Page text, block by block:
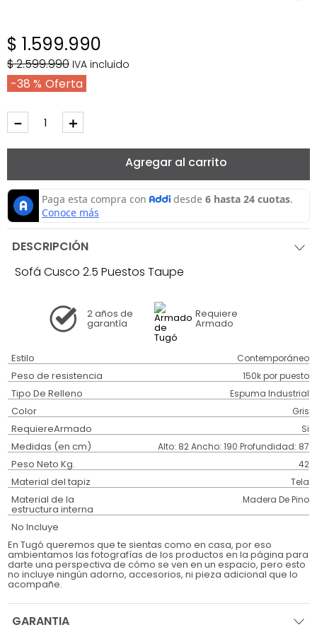
$ 1.599.990
$2.599.990 IVA incluido
38 %
＋
－
Agregar al carrito
DESCRIPCIÓN
Sofá Cusco 2.5 Puestos Taupe
2 años de
garantía
Requiere
Armado
Estilo Contemporáneo
Peso de resistencia 150k por puesto
Tipo De Relleno Espuma Industrial
Color Gris
RequiereArmado Si
Medidas (en cm) Alto: 82 Ancho: 190 Profundidad: 87
Peso Neto Kg. 42
Material del tapiz Tela
Material de la
estructura interna
Madera De Pino
No Incluye
En Tugó queremos que te sientas como en casa, por eso
ambientamos las fotografías de los productos en la página para
darte una perspectiva de cómo se ven en un espacio, pero esto
no incluye ningún adorno, accesorios, ni pieza adicional que lo
acompañe.
GARANTIA